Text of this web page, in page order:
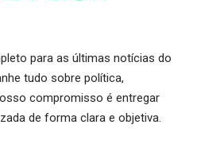
para as últimas notícias do
tudo sobre política,
compromisso é entregar
de forma clara e objetiva.